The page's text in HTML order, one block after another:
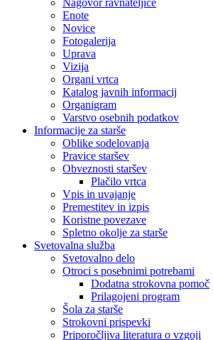
Enote
Novice
Fotogalerija
Uprava
Vizija
Organi vrtca
Katalog javnih informacij
Organigram
Varstvo osebnih podatkov
Informacije za starše
Oblike sodelovanja
Pravice staršev
Obveznosti staršev
Plačilo vrtca
Vpis in uvajanje
Premestitev in izpis
Koristne povezave
Spletno okolje za starše
Svetovalna služba
Svetovalno delo
Otroci s posebnimi potrebami
Dodatna strokovna pomoč
Prilagojeni program
Šola za starše
Strokovni prispevki
Priporočljiva literatura o vzgoji